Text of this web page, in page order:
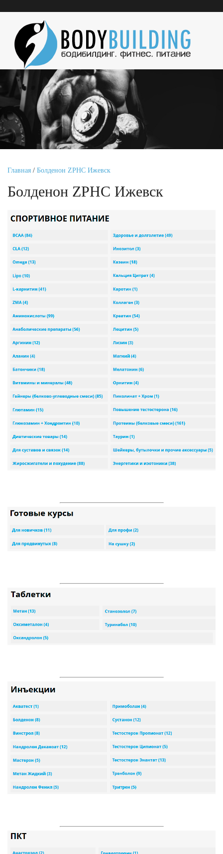
Главная / Болденон ZPHC Ижевск
Болденон ZPHC Ижевск